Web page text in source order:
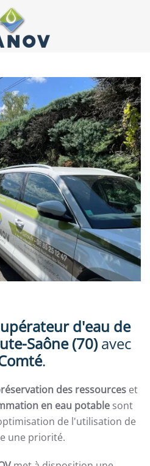
d'eau de
Saône (70)avec
.
des ressources et
en eau potable sont
de l'utilisation de
une priorité.